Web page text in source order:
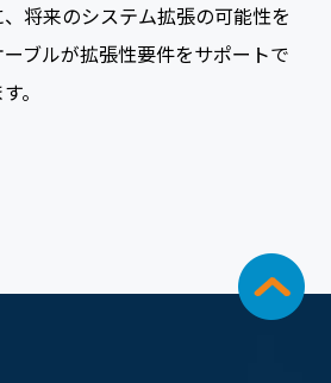
将来のシステム拡張の可能性を
ブルが拡張性要件をサポートで
。